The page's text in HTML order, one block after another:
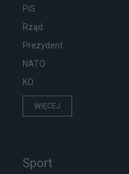
PiS
Rząd
Prezydent
NATO
KO
WIĘCEJ
Sport